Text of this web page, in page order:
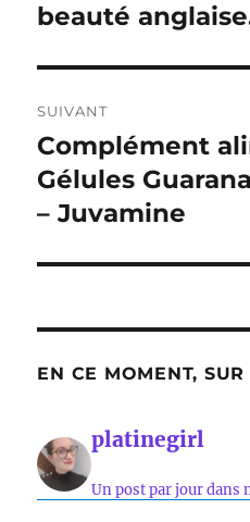
l’article
précédente :
beauté
SUIVANT
Publication
suivante :
Complément
Gélules
– Juvamine
EN CE MOMENT,
platinegirl
Un post par jour dans